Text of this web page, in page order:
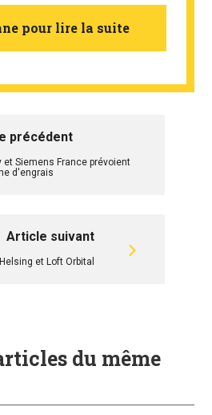
pour lire la suite
précédent
et Siemens France prévoient
d'engrais
Article suivant
et Loft Orbital
du même